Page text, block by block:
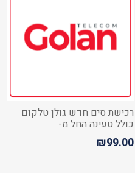
רכישת סים חדש גולן טלקום
כולל טעינה החל מ-
₪99.00